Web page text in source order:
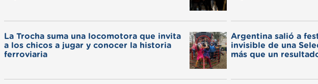
La Trocha suma una locomotora que invita
a los chicos a jugar y conocer la historia
ferroviaria
Argentina salió a
invisible de una
más que un